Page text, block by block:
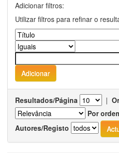
Adicionar filtros:
Utilizar filtros para refinar o
Resultados/Página |
Por
Autores/Registo